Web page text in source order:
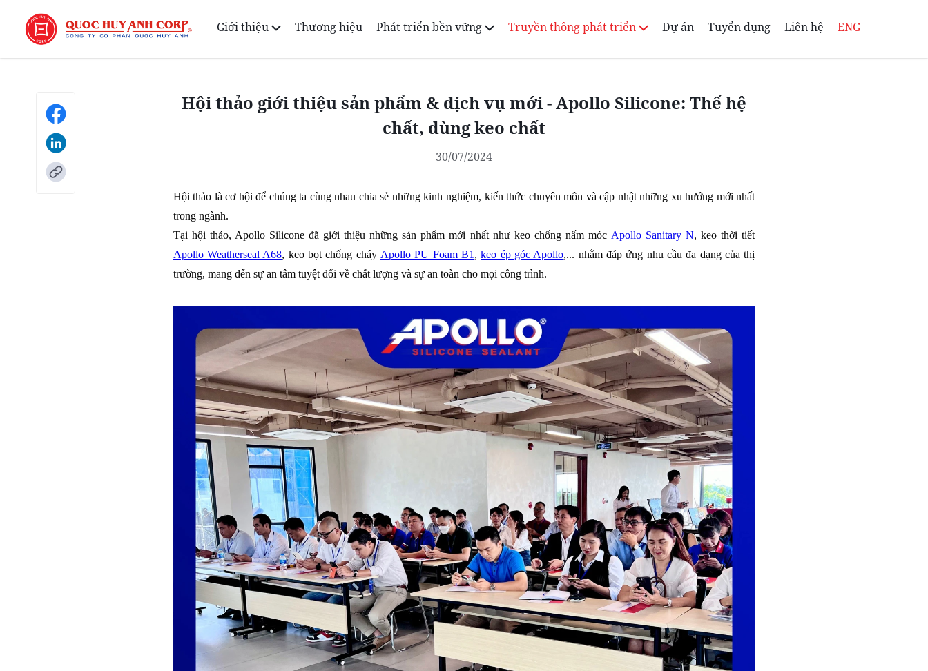
Giới thiệu Thương hiệu Phát triển bền vững Truyền thông phát triển Dự án Tuyển dụng Liên hệ ENG
Hội thảo giới thiệu sản phẩm & dịch vụ mới - Apollo Silicone: Thế hệ
chất, dùng keo chất
30/07/2024
Hội thảo là cơ hội để chúng ta cùng nhau chia sẻ những kinh nghiệm, kiến thức chuyên môn và cập nhật những xu hướng mới nhất
trong ngành.
Tại hội thảo, Apollo Silicone đã giới thiệu những sản phẩm mới nhất như keo chống nấm móc Apollo Sanitary N, keo thời tiết
Apollo Weatherseal A68, keo bọt chống cháy Apollo PU Foam B1 ,keo ép góc Apollo,... nhằm đáp ứng nhu cầu đa dạng của thị
trường, mang đến sự an tâm tuyệt đối về chất lượng và sự an toàn cho mọi công trình.